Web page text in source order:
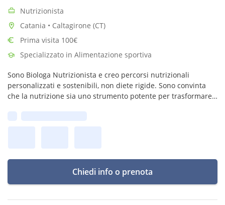
Nutrizionista
Catania • Caltagirone (CT)
Prima visita 100€
Specializzato in Alimentazione sportiva
Sono Biologa Nutrizionista e creo percorsi nutrizionali
personalizzati e sostenibili, non diete rigide. Sono convinta
che la nutrizione sia uno strumento potente per trasformare
Chiedi info o prenota